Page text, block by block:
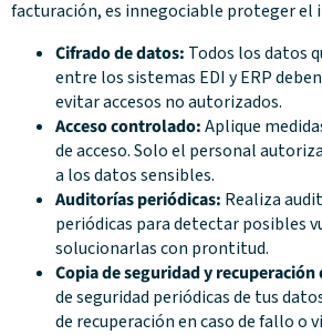
facturación, es innegociable proteger el
Cifrado de datos: Todos los datos
entre los sistemas EDI y ERP
evitar accesos no autorizados.
Acceso controlado:Aplique
de acceso. Solo el personal
a los datos sensibles.
Auditorías periódicas: Realiza
periódicas para detectar posibles
solucionarlas con prontitud.
Copia de seguridad y recuperación
de seguridad periódicas de tus
de recuperación en caso de fallo o